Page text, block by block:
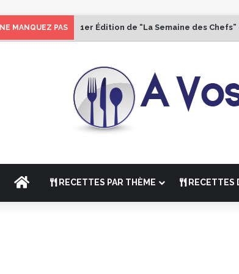
NE MANQUEZ PAS 1er Édition de “La Semaine des
ACCUEILRECETTES PAR THÈME RECETTES